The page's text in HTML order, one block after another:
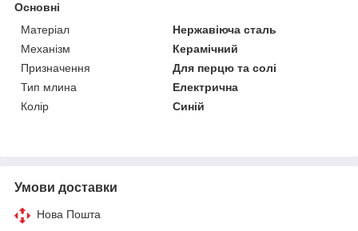
Основні
Матеріал
Нержавіюча сталь
Механізм
Керамічний
Призначення
Для перцю та солі
Тип млина
Електрична
Колір
Синій
Умови доставки
Нова Пошта